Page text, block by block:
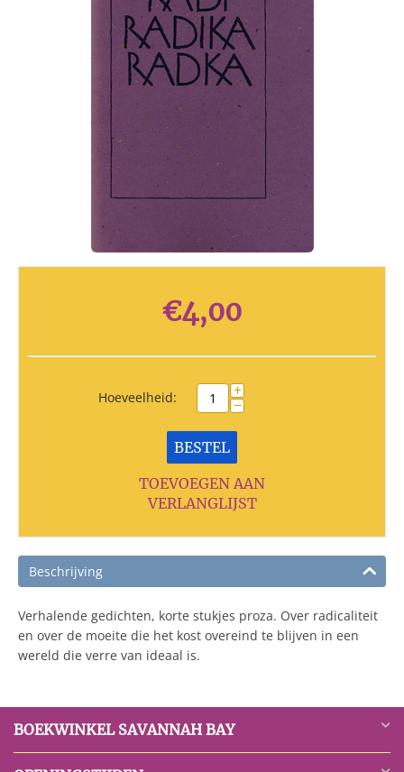
€4,00
Hoeveelheid: +
−
BESTEL
TOEVOEGEN AAN
VERLANGLIJST
Beschrijving
Verhalende gedichten, korte stukjes proza. Over radicaliteit
en over de moeite die het kost overeind te blijven in een
wereld die verre van ideaal is.
BOEKWINKEL SAVANNAH BAY